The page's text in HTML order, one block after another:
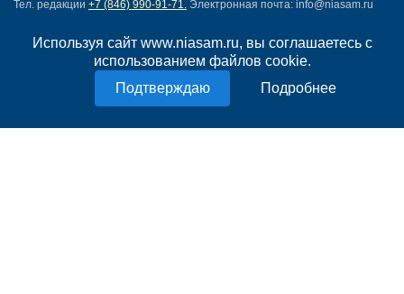
Используя сайт www.niasam.ru, вы соглашаетесь с
использованием файлов cookie.
Подробнее
Тел. редакции +7 (846) 990-91-71. Электронная почта: info@niasam.ru
Карта сайта
Нашли ошибку?
Политика конфиденциальности
Согласие на обработку персональных данных